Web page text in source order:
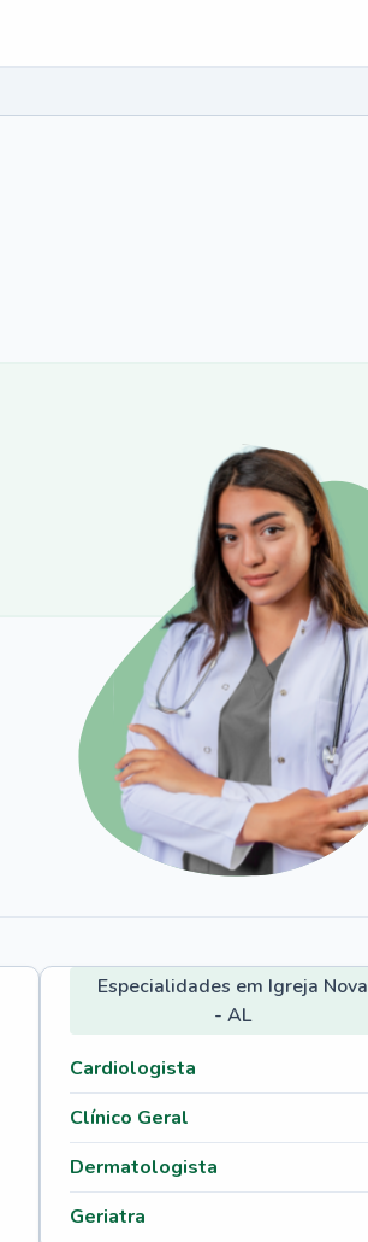
Especialidades em Igreja Nova
- AL
Cardiologista
Clínico Geral
Dermatologista
Geriatra